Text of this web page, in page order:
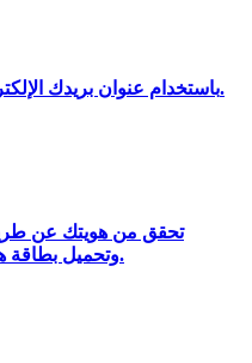
قم بالتسجيل في Bitrue باستخدام عنوان بريدك الإلكتروني.
تحقق من هويتك عن
وتحميل بطاقة هوية صالحة تحتوي على صورة.